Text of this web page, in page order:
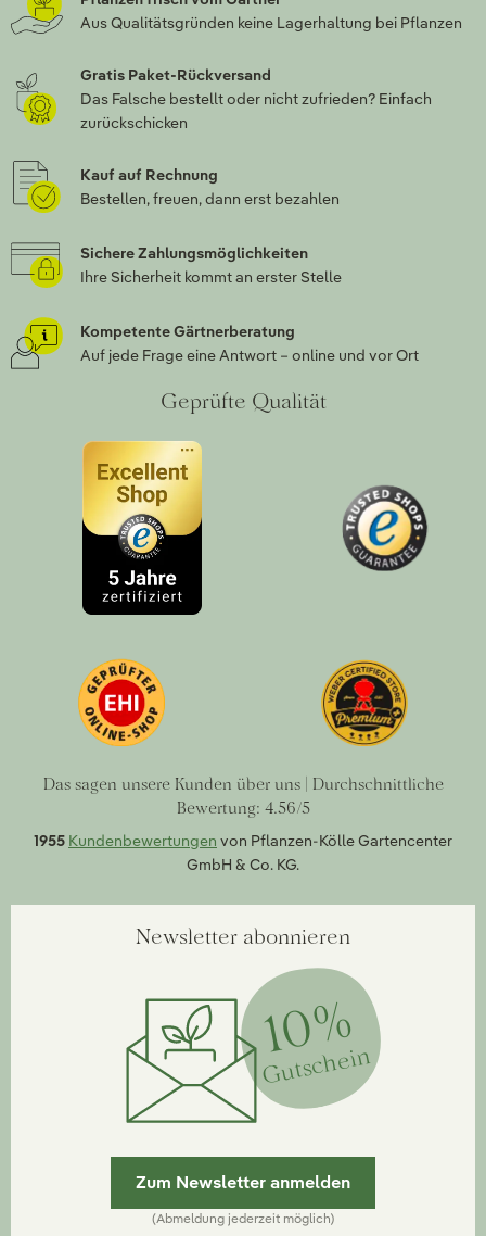
Aus Qualitätsgründen keine Lagerhaltung bei Pflanzen
Gratis Paket-Rückversand
Das Falsche bestellt oder nicht zufrieden? Einfach
zurückschicken
Kauf auf Rechnung
Bestellen, freuen, dann erst bezahlen
Sichere Zahlungsmöglichkeiten
Ihre Sicherheit kommt an erster Stelle
Kompetente Gärtnerberatung
Auf jede Frage eine Antwort – online und vor Ort
Geprüfte Qualität
Das sagen unsere Kunden über uns | Durchschnittliche
Bewertung: 4.56/5
1955 Kundenbewertungen von Pflanzen-Kölle Gartencenter
GmbH & Co. KG.
Newsletter abonnieren
10%
Gutschein
Zum Newsletter anmelden
(Abmeldung jederzeit möglich)